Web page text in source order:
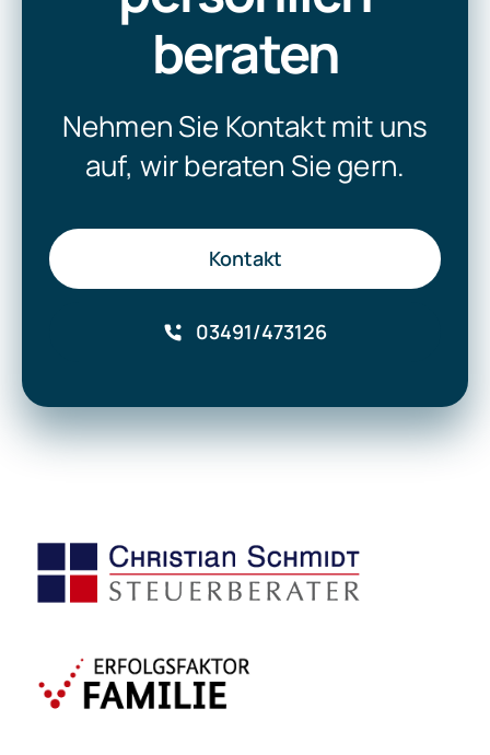
beraten
Nehmen Sie Kontakt mit uns
auf, wir beraten Sie gern.
Kontakt
03491/473126